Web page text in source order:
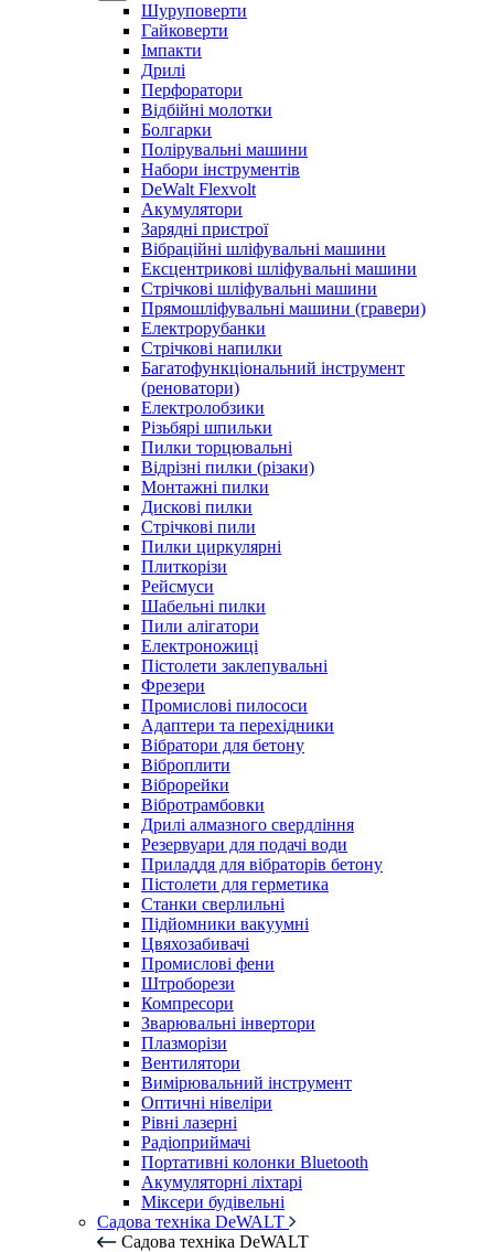
Шуруповерти
Гайковерти
Імпакти
Дрилі
Перфоратори
Відбійні молотки
Болгарки
Полірувальні машини
Набори інструментів
DeWalt Flexvolt
Акумулятори
Зарядні пристрої
Вібраційні шліфувальні машини
Ексцентрикові шліфувальні машини
Стрічкові шліфувальні машини
Прямошліфувальні машини (гравери)
Електрорубанки
Стрічкові напилки
Багатофункціональний інструмент
(реноватори)
Електролобзики
Різьбярі шпильки
Пилки торцювальні
Відрізні пилки (різаки)
Монтажні пилки
Дискові пилки
Стрічкові пили
Пилки циркулярні
Плиткорізи
Рейсмуси
Шабельні пилки
Пили алігатори
Електроножиці
Пістолети заклепувальні
Фрезери
Промислові пилососи
Адаптери та перехідники
Вібратори для бетону
Віброплити
Віброрейки
Вібротрамбовки
Дрилі алмазного свердління
Резервуари для подачі води
Приладдя для вібраторів бетону
Пістолети для герметика
Станки сверлильні
Підйомники вакуумні
Цвяхозабивачі
Промислові фени
Штроборези
Компресори
Зварювальні інвертори
Плазморізи
Вентилятори
Вимірювальний інструмент
Оптичні нівеліри
Рівні лазерні
Радіоприймачі
Портативні колонки Bluetooth
Акумуляторні ліхтарі
Міксери будівельні
Садова техніка DeWALT
Садова техніка DeWALT